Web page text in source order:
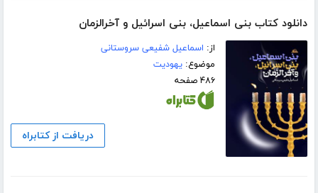
دانلود کتاب بنی اسماعیل، بنی اسرائیل و آخرالزمان
از: اسماعیل شفیعی سروستانی
موضوع:یهودیت
۴۸۶ صفحه
دریافت از کتابراه